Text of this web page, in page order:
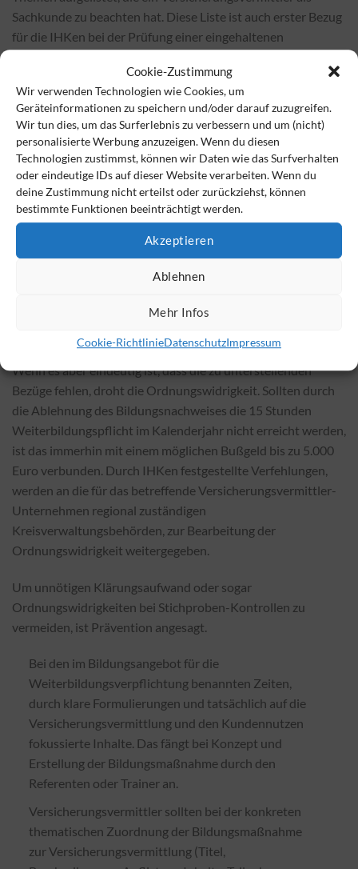
Cookie-Zustimmung
Wir verwenden Technologien wie Cookies, um
Geräteinformationen zu speichern und/oder darauf zuzugreifen.
Wir tun dies, um das Surferlebnis zu verbessern und um (nicht)
personalisierte Werbung anzuzeigen. Wenn du diesen
Technologien zustimmst, können wir Daten wie das Surfverhalten
oder eindeutige IDs auf dieser Website verarbeiten. Wenn du
deine Zustimmung nicht erteilst oder zurückziehst, können
bestimmte Funktionen beeinträchtigt werden.
Akzeptieren
Ablehnen
Mehr Infos
Cookie-RichtlinieDatenschutzImpressum
Sachkunde zu beachten hat. Diese Liste ist auch erster Bezug
für die IHKen bei der Prüfung einer eingehaltenen
konkreten (Versicherungs-)Kundennutzen in den Fokus, der
durch die Bildungsmaßnahme entstanden sein muss.
Natürlich gibt es Themen darüber hinaus, die in der
vorgenannten Auflistung (noch) nicht genannt sind. Ob
Themen durch Bedarfs- bzw. Produkt-Fortschritt (z.B. Cyber-
Versicherung), ob Spezial-Themen (der technischen
Versicherung, der Transport-Versicherung usw.) oder weitere
nicht genannten Themen im Versicherungsvermittler-Bezug.
Es gibt Fachbegriffe, die aus der Formulierung heraus nicht
nach Versicherungsvermittlung klingen, aber doch direkten
sicherlich im ruhigen, klaren Gespräch zwischen
Wenn es aber eindeutig ist, dass die zu unterstellenden
Bezüge fehlen, droht die Ordnungswidrigkeit. Sollten durch
die Ablehnung des Bildungsnachweises die 15 Stunden
Weiterbildungspflicht im Kalenderjahr nicht erreicht werden,
ist das immerhin mit einem möglichen Bußgeld bis zu 5.000
Euro verbunden. Durch IHKen festgestellte Verfehlungen,
werden an die für das betreffende Versicherungsvermittler-
Unternehmen regional zuständigen
Kreisverwaltungsbehörden, zur Bearbeitung der
Ordnungswidrigkeit weitergegeben.
Um unnötigen Klärungsaufwand oder sogar
Ordnungswidrigkeiten bei Stichproben-Kontrollen zu
vermeiden, ist Prävention angesagt.
Bei den im Bildungsangebot für die
Weiterbildungsverpflichtung benannten Zeiten,
durch klare Formulierungen und tatsächlich auf die
Versicherungsvermittlung und den Kundennutzen
fokussierte Inhalte. Das fängt bei Konzept und
Erstellung der Bildungsmaßnahme durch den
Referenten oder Trainer an.
Versicherungsvermittler sollten bei der konkreten
thematischen Zuordnung der Bildungsmaßnahme
zur Versicherungsvermittlung (Titel,